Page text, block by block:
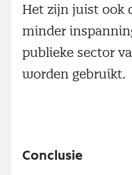
Het zijn juist ook
minder
publieke sector
worden gebruikt.
Conclusie